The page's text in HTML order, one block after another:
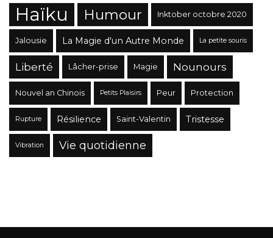
Haïku Humour Inktober octobre 2020
Jalousie La Magie d'un Autre Monde La petite souris
Liberté Lâcher-prise Magie Nounours
Nouvel an Chinois Petits Plaisirs Peur Protection
Rupture Résilience Saint-Valentin Tristesse
Vibration Vie quotidienne